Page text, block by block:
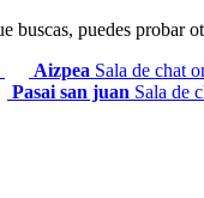
buscas, puedes probar
Aizpea Sala de chat
Pasai san juan Sala de